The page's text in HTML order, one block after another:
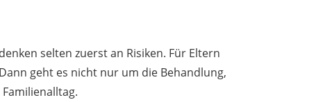
selten zuerst an Risiken. Für Eltern
geht es nicht nur um die Behandlung,